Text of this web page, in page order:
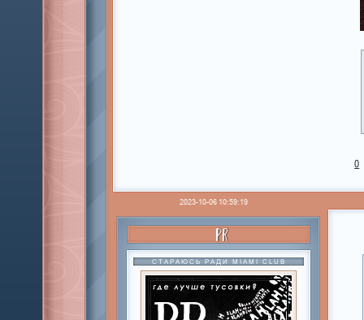
0
2023-10-06 10:59:19
PR
СТАРАЮСЬ РАДИ MIAMI CLUB